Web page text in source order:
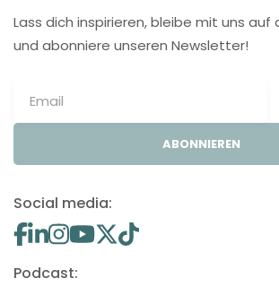
Lass dich inspirieren, bleibe mit uns auf
und abonniere unseren Newsletter!
ABONNIEREN
Social media:
Podcast: